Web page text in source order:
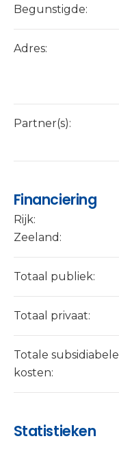
Begunstigde:
Adres:
Partner(s):
Financiering
Rijk:
Zeeland:
Totaal publiek:
Totaal privaat:
Totale subsidiabele
kosten:
Statistieken